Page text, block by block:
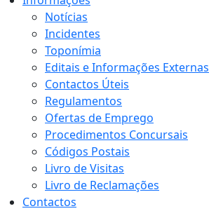
Notícias
Incidentes
Toponímia
Editais e Informações Externas
Contactos Úteis
Regulamentos
Ofertas de Emprego
Procedimentos Concursais
Códigos Postais
Livro de Visitas
Livro de Reclamações
Contactos